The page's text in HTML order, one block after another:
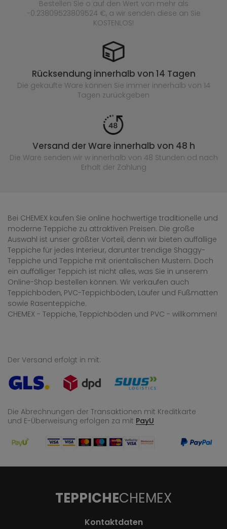
Bestellen Sie o auf den Wert von mehr als
-0.23809523809524 €, a wir senden diese an Sie
KOSTENLOS!
Rücksendung innerhalb von 14 Tagen
Die gekaufte Ware können Sie immer innerhalb von 14
Tagen zurückgeben
Versand der Ware innerhalb von 48 h
Die Ware senden wir w innerhalb von 48 Stunden od nach
Erhalt der Zahlung
Bei CHEMEX kaufen Sie online hochwertige traditionelle und
moderne Teppiche zu attraktiven Preisen. Die große
Auswahl ist unser größter Vorteil, denn wir bieten auffällige
Teppiche für jedes Interieur, darunter trendige Shaggy-
Teppiche und Teppiche mit orientalischen Mustern. Doch
ein auffälliger Teppich ist nicht alles, was Sie in unserem
Online-Shop bestellen können. Wir verkaufen auch
Teppichböden, PVC-Teppichböden, Läufer und Fußmatten
sowie Rasenteppiche.
CHEMEX - Teppiche, Teppichböden und PVC - willkommen!
Der Versand erfolgt in mit:
Die Abrechnungen der Transaktionen mit Kreditkarte
und E-Überweisung erfolgen za mit PayU
TEPPICHECHEMEX
Kontaktdaten